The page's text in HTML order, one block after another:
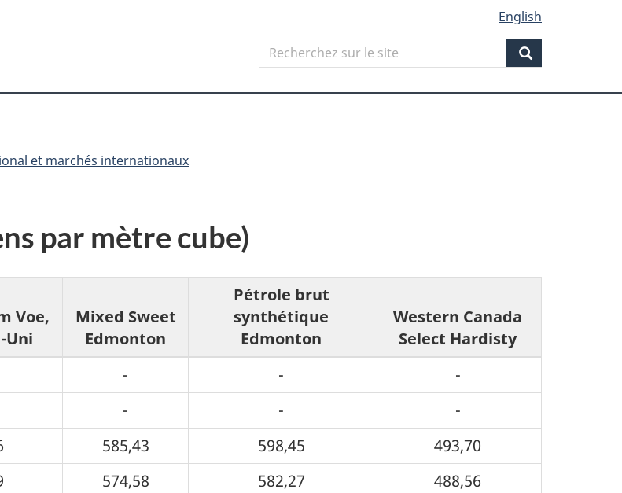
HTML
English
Search
Recherchez
sur
Search
et marchés internationaux
par mètre cube)
Voe,
Uni
Mixed Sweet
Edmonton
Pétrole brut
synthétique
Edmonton
Western Canada
Select Hardisty
- -
-
- -
-
585,43 598,45
493,70
574,58 582,27
488,56